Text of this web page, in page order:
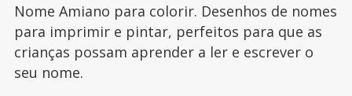
Nome Amiano para colorir. Desenhos de nomes
para imprimir e pintar, perfeitos para que as
crianças possam aprender a ler e escrever o
seu nome.